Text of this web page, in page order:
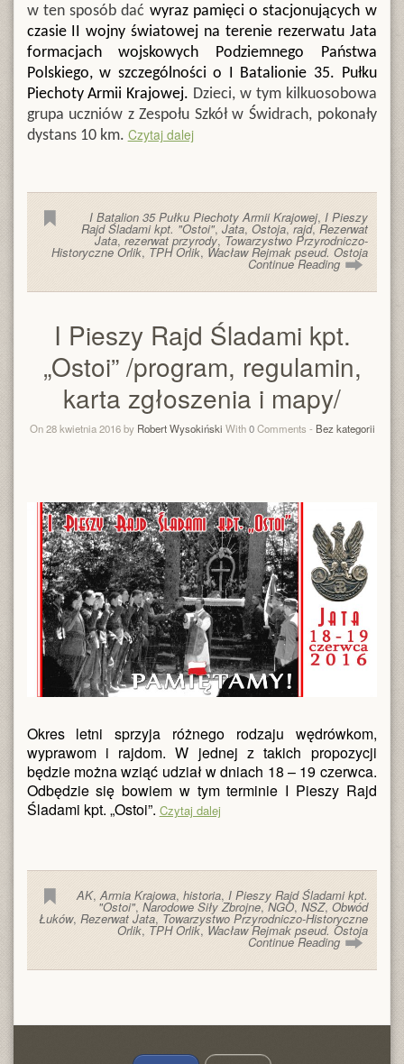
w ten sposób dać wyraz pamięci o stacjonujących w
czasie II wojny światowej na terenie rezerwatu Jata
formacjach wojskowych Podziemnego Państwa
Polskiego, w szczególności o I Batalionie 35. Pułku
Piechoty Armii Krajowej. Dzieci, w tym kilkuosobowa
grupa uczniów z Zespołu Szkół w Świdrach, pokonały
dystans 10 km. Czytaj dalej
I Batalion 35 Pułku Piechoty Armii Krajowej, I Pieszy
Rajd Śladami kpt. "Ostoi",Jata,Ostoja,rajd,Rezerwat
Jata,rezerwat przyrody, Towarzystwo Przyrodniczo-
Historyczne Orlik, TPH Orlik, Wacław Rejmak pseud. Ostoja
Continue Reading
I Pieszy Rajd Śladami kpt.
„Ostoi” /program, regulamin,
karta zgłoszenia i mapy/
On 28 kwietnia 2016 by Robert Wysokiński With0Comments - Bez kategorii
Okres letni sprzyja różnego rodzaju wędrówkom,
wyprawom i rajdom. W jednej z takich propozycji
będzie można wziąć udział w dniach 18 – 19 czerwca.
Odbędzie się bowiem w tym terminie I Pieszy Rajd
Śladami kpt. „Ostoi”. Czytaj dalej
AK,Armia Krajowa,historia,I Pieszy Rajd Śladami kpt.
"Ostoi",Narodowe Siły Zbrojne,NGO,NSZ,Obwód
Łuków,Rezerwat Jata, Towarzystwo Przyrodniczo-Historyczne
Orlik, TPH Orlik, Wacław Rejmak pseud. Ostoja
Continue Reading